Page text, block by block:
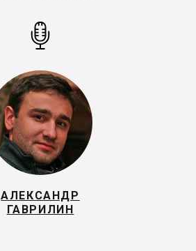
АЛЕКСАНДР
ГАВРИЛИН